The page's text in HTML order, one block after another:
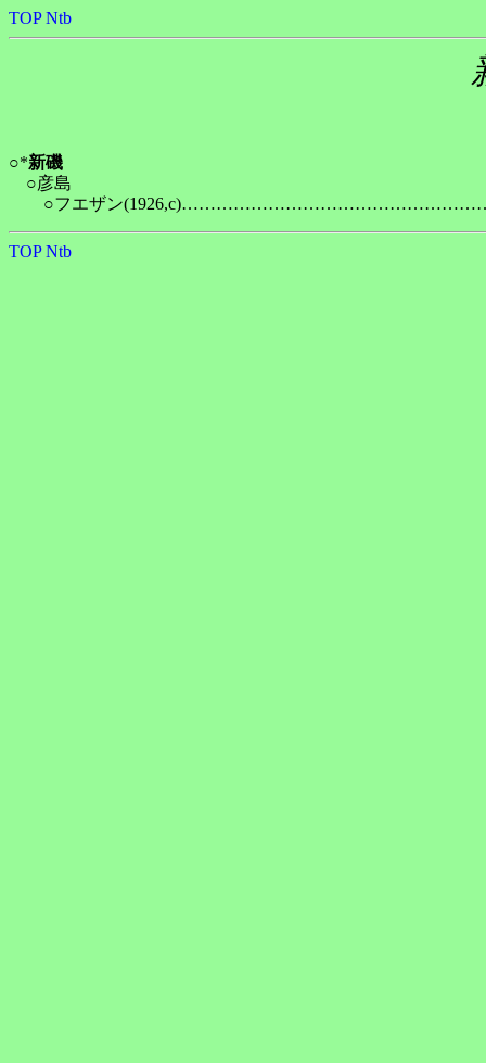
TOP Ntb
○*新磯
○彦島
TOP Ntb